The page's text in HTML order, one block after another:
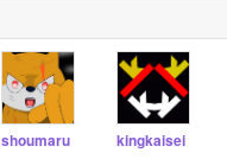
shoumaru kingkaisei